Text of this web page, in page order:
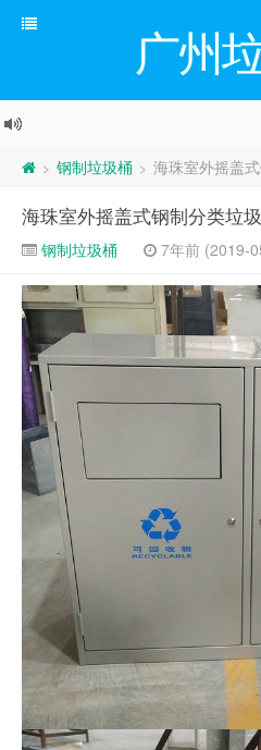
广州
> 钢制垃圾桶 > 海珠室外摇盖
海珠室外摇盖式钢制分类垃
钢制垃圾桶 7年前 (2019-